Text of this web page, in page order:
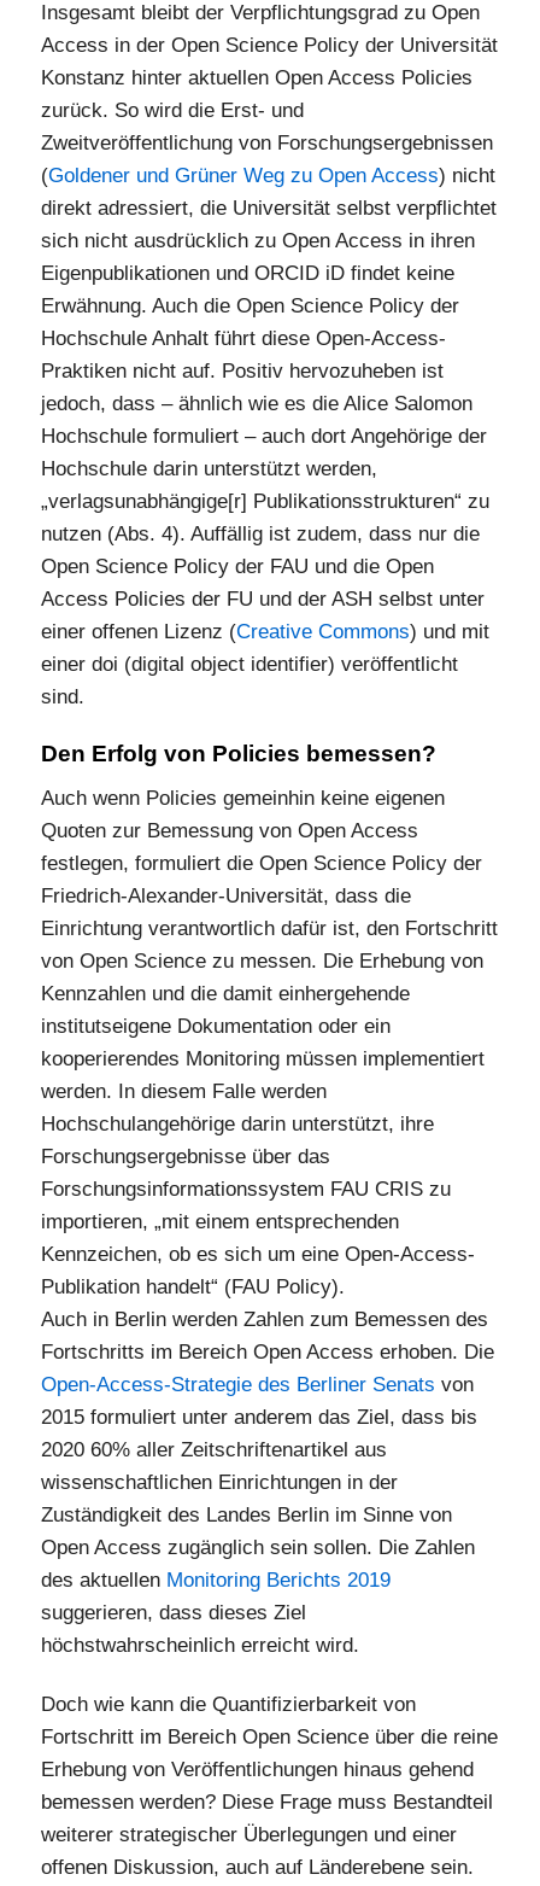
Insgesamt bleibt der Verpflichtungsgrad zu Open
Access in der Open Science Policy der Universität
Konstanz hinter aktuellen Open Access Policies
zurück. So wird die Erst- und
Zweitveröffentlichung von Forschungsergebnissen
(Goldener und Grüner Weg zu Open Access) nicht
direkt adressiert, die Universität selbst verpflichtet
sich nicht ausdrücklich zu Open Access in ihren
Eigenpublikationen und ORCID iD findet keine
Erwähnung. Auch die Open Science Policy der
Hochschule Anhalt führt diese Open-Access-
Praktiken nicht auf. Positiv hervozuheben ist
jedoch, dass – ähnlich wie es die Alice Salomon
Hochschule formuliert – auch dort Angehörige der
Hochschule darin unterstützt werden,
„verlagsunabhängige[r] Publikationsstrukturen“ zu
nutzen (Abs. 4). Auffällig ist zudem, dass nur die
Open Science Policy der FAU und die Open
Access Policies der FU und der ASH selbst unter
einer offenen Lizenz (Creative Commons) und mit
einer doi (digital object identifier) veröffentlicht
sind.
Den Erfolg von Policies bemessen?
Auch wenn Policies gemeinhin keine eigenen
Quoten zur Bemessung von Open Access
festlegen, formuliert die Open Science Policy der
Friedrich-Alexander-Universität, dass die
Einrichtung verantwortlich dafür ist, den Fortschritt
von Open Science zu messen. Die Erhebung von
Kennzahlen und die damit einhergehende
institutseigene Dokumentation oder ein
kooperierendes Monitoring müssen implementiert
werden. In diesem Falle werden
Hochschulangehörige darin unterstützt, ihre
Forschungsergebnisse über das
Forschungsinformationssystem FAU CRIS zu
importieren, „mit einem entsprechenden
Kennzeichen, ob es sich um eine Open-Access-
Publikation handelt“ (FAU Policy).
Auch in Berlin werden Zahlen zum Bemessen des
Fortschritts im Bereich Open Access erhoben. Die
Open-Access-Strategie des Berliner Senats von
2015 formuliert unter anderem das Ziel, dass bis
2020 60% aller Zeitschriftenartikel aus
wissenschaftlichen Einrichtungen in der
Zuständigkeit des Landes Berlin im Sinne von
Open Access zugänglich sein sollen. Die Zahlen
des aktuellen Monitoring Berichts 2019
suggerieren, dass dieses Ziel
höchstwahrscheinlich erreicht wird.
Doch wie kann die Quantifizierbarkeit von
Fortschritt im Bereich Open Science über die reine
Erhebung von Veröffentlichungen hinaus gehend
bemessen werden? Diese Frage muss Bestandteil
weiterer strategischer Überlegungen und einer
offenen Diskussion, auch auf Länderebene sein.